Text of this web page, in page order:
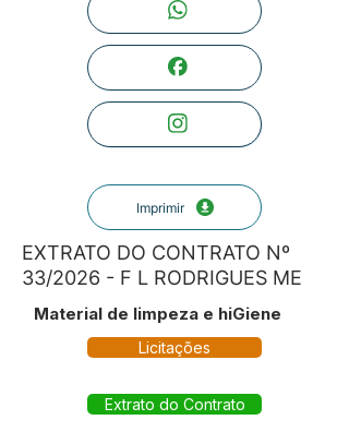
Imprimir
EXTRATO DO CONTRATO Nº
33/2026 - F L RODRIGUES ME
Material de limpeza e hiGiene
Licitações
Extrato do Contrato